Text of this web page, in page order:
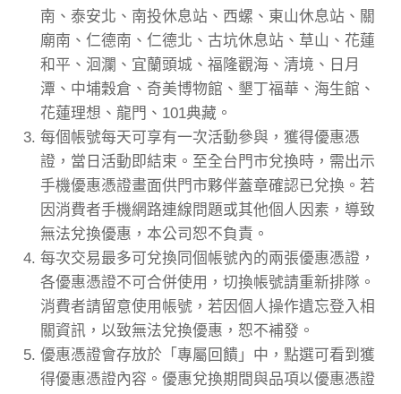
南、泰安北、南投休息站、西螺、東山休息站、關
廟南、仁德南、仁德北、古坑休息站、草山、花蓮
和平、洄瀾、宜蘭頭城、福隆觀海、清境、日月
潭、中埔穀倉、奇美博物館、墾丁福華、海生館、
花蓮理想、龍門、101典藏。
每個帳號每天可享有一次活動參與，獲得優惠憑
證，當日活動即結束。至全台門市兌換時，需出示
手機優惠憑證畫面供門市夥伴蓋章確認已兌換。若
因消費者手機網路連線問題或其他個人因素，導致
無法兌換優惠，本公司恕不負責。
每次交易最多可兌換同個帳號內的兩張優惠憑證，
各優惠憑證不可合併使用，切換帳號請重新排隊。
消費者請留意使用帳號，若因個人操作遺忘登入相
關資訊，以致無法兌換優惠，恕不補發。
優惠憑證會存放於「專屬回饋」中，點選可看到獲
得優惠憑證內容。優惠兌換期間與品項以優惠憑證